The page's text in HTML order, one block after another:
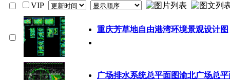
VIP
重庆芳草地自由港湾环境景观设计图
广场排水系统总平面图渝北广场总